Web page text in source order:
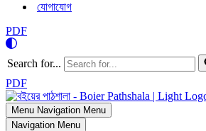
যোগাযোগ
PDF
Search for...
PDF
Menu Navigation Menu
Navigation Menu